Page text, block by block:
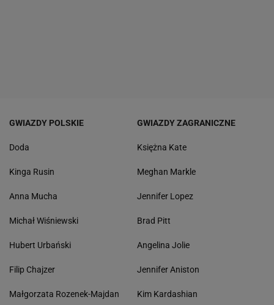
GWIAZDY POLSKIE
Doda
Kinga Rusin
Anna Mucha
Michał Wiśniewski
Hubert Urbański
Filip Chajzer
Małgorzata Rozenek-Majdan
GWIAZDY ZAGRANICZNE
Księżna Kate
Meghan Markle
Jennifer Lopez
Brad Pitt
Angelina Jolie
Jennifer Aniston
Kim Kardashian